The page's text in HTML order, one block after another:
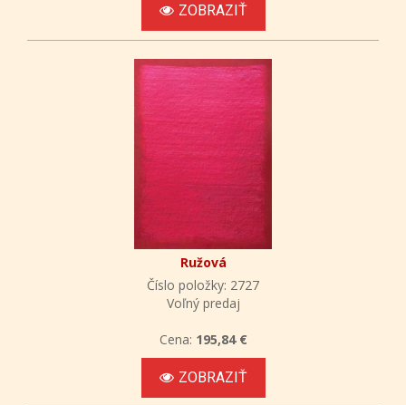
ZOBRAZIŤ
Ružová
Číslo položky: 2727
Voľný predaj
Cena: 195,84 €
ZOBRAZIŤ